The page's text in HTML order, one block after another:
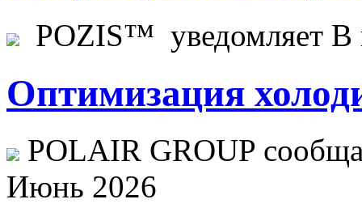
POZIS™ уведомляет В
Оптимизация
POLAIR GROUP
Июнь 2026